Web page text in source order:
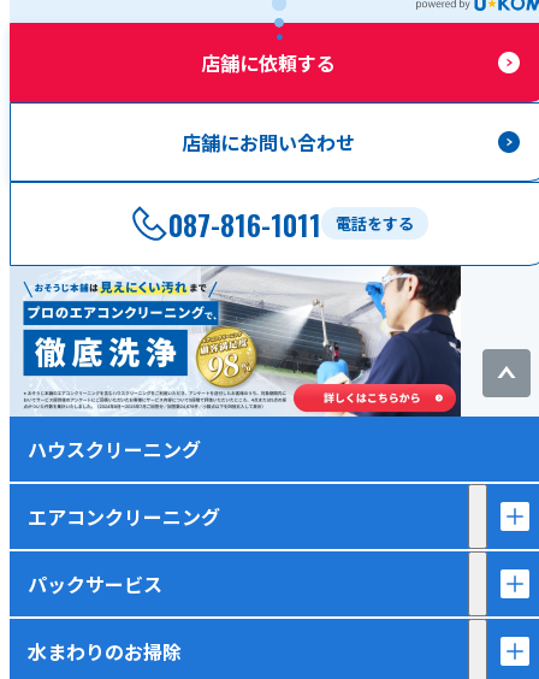
店舗に依頼する
店舗にお問い合わせ
電話をする
087-816-1011
ハウスクリーニング
エアコンクリーニング
パックサービス
水まわりのお掃除